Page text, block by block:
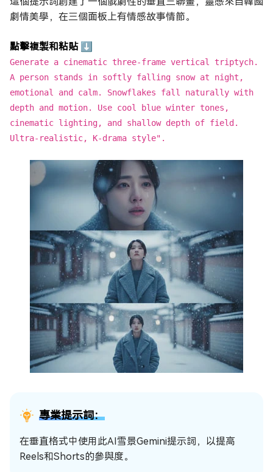
劇情美學，在三個面板上有情感故事情節。
點擊複製和粘貼 ⬇
Generate a cinematic three-frame vertical triptych.
A person stands in softly falling snow at night,
emotional and calm. Snowflakes fall naturally with
depth and motion. Use cool blue winter tones,
cinematic lighting, and shallow depth of field.
Ultra-realistic, K-drama style".
專業提示詞：
在垂直格式中使用此AI雪景Gemini提示詞，以提高
Reels和Shorts的參與度。